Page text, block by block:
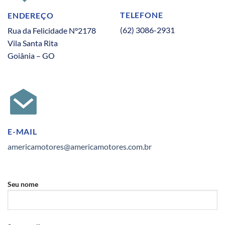
ENDEREÇO
Rua da Felicidade N°2178
Vila Santa Rita
Goiânia – GO
TELEFONE
(62) 3086-2931
E-MAIL
americamotores@americamotores.com.br
Seu nome